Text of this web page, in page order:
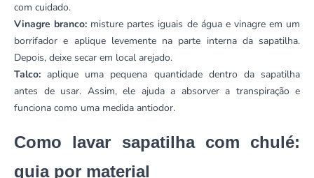
com cuidado.
Vinagre branco: misture partes iguais de água e vinagre em um
borrifador e aplique levemente na parte interna da sapatilha.
Depois, deixe secar em local arejado.
Talco: aplique uma pequena quantidade dentro da sapatilha
antes de usar. Assim, ele ajuda a absorver a transpiração e
funciona como uma medida antiodor.
Como lavar sapatilha com chulé:
guia por material